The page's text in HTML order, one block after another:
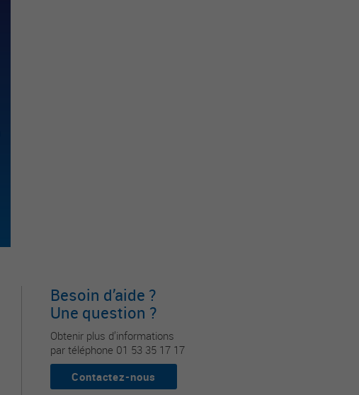
Besoin d’aide ?
Une question ?
Obtenir plus d’informations
par téléphone 01 53 35 17 17
Contactez-nous